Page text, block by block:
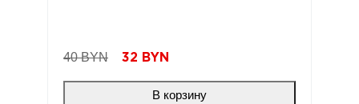
40 BYN 32 BYN
В корзину